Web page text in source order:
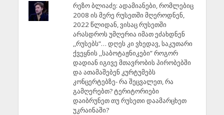
რეზო ბლიაძე: ადამიანები, რომლებიც
2008 ის მერე რუსეთში მღეროდნენ,
2022 წლიდან, ვისაც რუსეთში
არასდროს უმღერია იმათ ეძახდნენ
,,რუსებს”… დღეს კი ვხედავ, საკუთარი
ქვეყნის ,,საბოტაჟნიკები” როგორ
დადიან იგივე მთავრობის პირობებში
და ათამაშებენ კურტუმებს
კონცერტებზე- რა შეცვალეთ, რა
გამღერებთ? ტერიტორიები
დაიბრუნეთ თუ რუსეთი დაამარცხეთ
უკრაინაში?